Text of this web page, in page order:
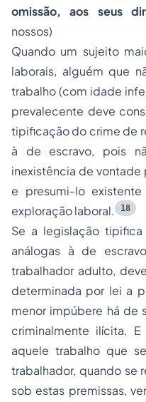
omissão, aos seus
nossos)
Quando um sujeito
laborais, alguém que
trabalho (com idade
prevalecente deve
tipificação do crime de
à de escravo, pois
inexistência de vontade
e presumi-lo
exploração laboral.
18
Se a legislação
análogas à de
trabalhador adulto,
determinada por lei a
menor impúbere há de
criminalmente ilícita.
aquele trabalho que
trabalhador, quando se
sob estas premissas,